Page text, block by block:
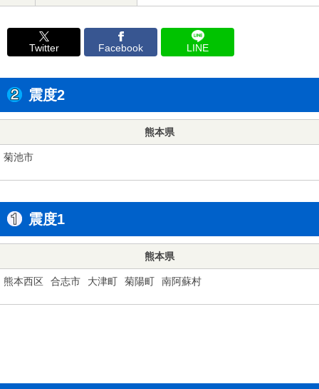
Twitter Facebook LINE
震度2
熊本県
菊池市
震度1
熊本県
熊本西区 合志市 大津町 菊陽町 南阿蘇村